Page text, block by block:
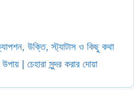
উক্তি, স্ট্যাটাস ও কিছু কথা
উপায় | চেহারা সুন্দর করার দোয়া